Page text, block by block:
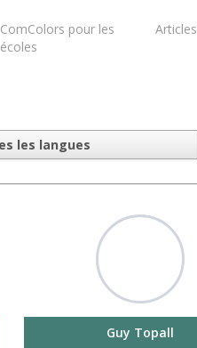
ComColors pour les
écoles
Articles
Guy Topall